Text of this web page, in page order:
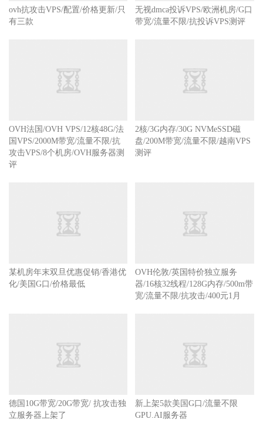
ovh抗攻击VPS/配置/价格更新/只
有三款
无视dmca投诉VPS/欧洲机房/G口
带宽/流量不限/抗投诉VPS测评
OVH法国/OVH VPS/12核48G/法
国VPS/2000M带宽/流量不限/抗
攻击VPS/8个机房/OVH服务器测
评
2核/3G内存/30G NVMeSSD磁
盘/200M带宽/流量不限/越南VPS
测评
某机房年末双旦优惠促销/香港优
化/美国G口/价格最低
OVH伦敦/英国特价独立服务
器/16核32线程/128G内存/500m带
宽/流量不限/抗攻击/400元1月
德国10G带宽/20G带宽/ 抗攻击独
立服务器上架了
新上架5款美国G口/流量不限
GPU.AI服务器